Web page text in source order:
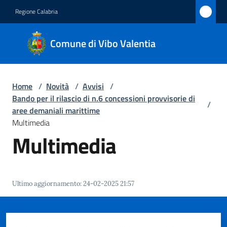
Regione Calabria
Comune di Vibo Valentia
Comune
di Vibo
Valentia
Amministrazione
Novità
Menu selezionato
Valentia
Home / Novità / Avvisi /
Bando per il rilascio di n.6 concessioni provvisorie di
aree demaniali marittime
/
Multimedia
Multimedia
Ultimo aggiornamento:24-02-2025 21:57